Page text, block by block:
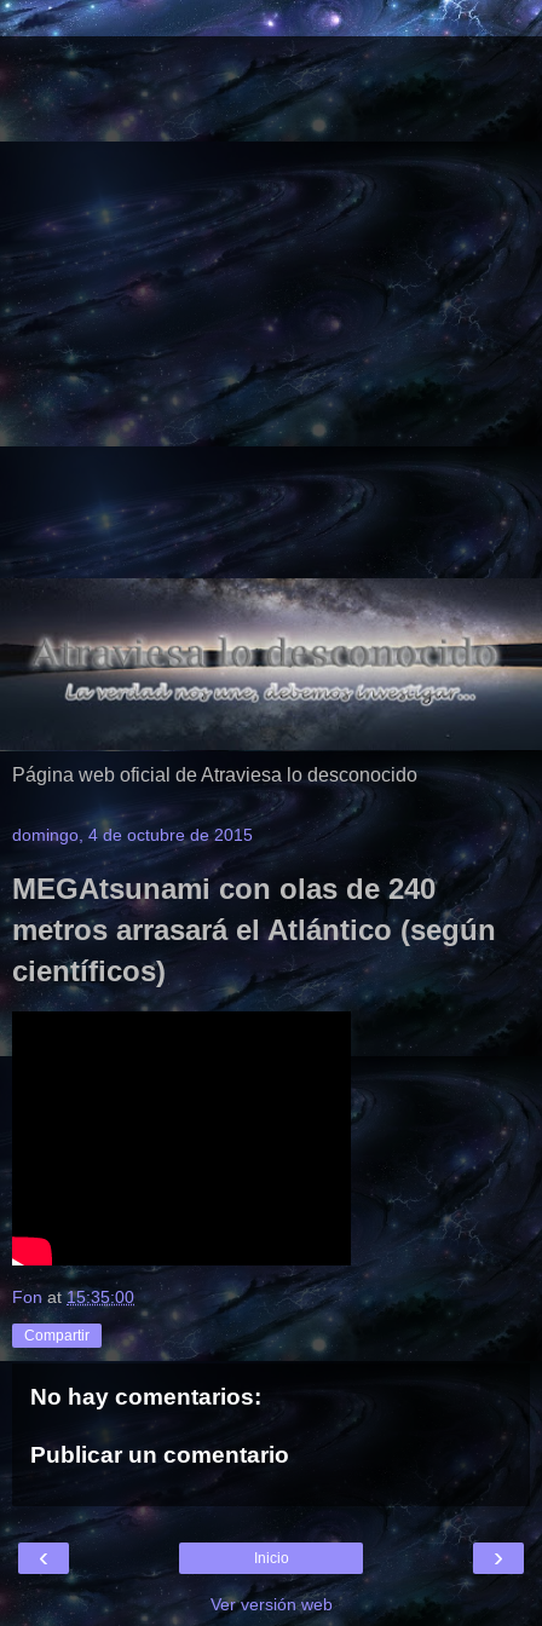
Página web oficial de Atraviesa lo desconocido
domingo, 4 de octubre de 2015
MEGAtsunami con olas de 240
metros arrasará el Atlántico (según
científicos)
Fon at 15:35:00
Compartir
No hay comentarios:
Publicar un comentario
‹ ›
Inicio
Ver versión web